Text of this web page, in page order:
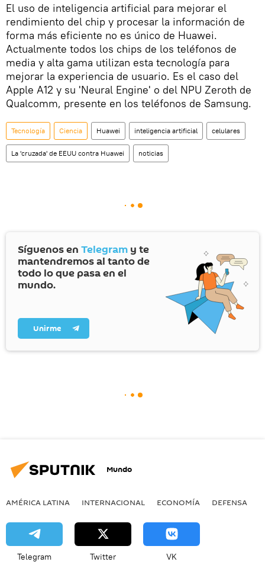
El uso de inteligencia artificial para mejorar el
rendimiento del chip y procesar la información de
forma más eficiente no es único de Huawei.
Actualmente todos los chips de los teléfonos de
media y alta gama utilizan esta tecnología para
mejorar la experiencia de usuario. Es el caso del
Apple A12 y su 'Neural Engine' o del NPU Zeroth de
Qualcomm, presente en los teléfonos de Samsung.
Tecnología Ciencia Huawei inteligencia artificial celulares
La 'cruzada' de EEUU contra Huawei noticias
Síguenos en Telegram y te
mantendremos al tanto de
todo lo que pasa en el
mundo.
Unirme
Mundo
AMÉRICA LATINA INTERNACIONAL ECONOMÍA DEFENSA
Telegram Twitter VK